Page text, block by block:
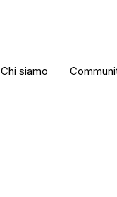
Chi siamo